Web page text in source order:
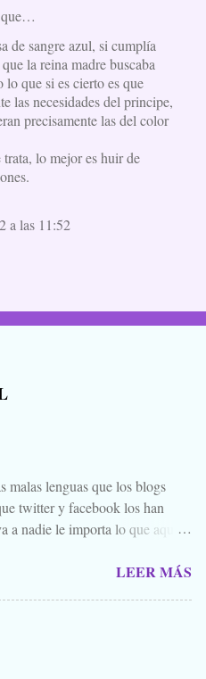
que…
de sangre azul, si cumplía
la reina madre buscaba
lo que si es cierto es que
las necesidades del principe,
precisamente las del color
lo mejor es huir de
a las 11:52
malas lenguas que los blogs
twitter y facebook los han
a nadie le importa lo que aquí
blogs, sean vivos, muertos, o
LEER MÁS